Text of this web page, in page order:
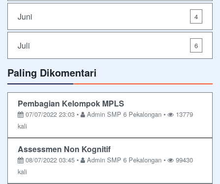
Juni 4
Juli 6
Paling Dikomentari
Pembagian Kelompok MPLS
07/07/2022 23:03 • Admin SMP 6 Pekalongan •
13779
kali
Assessmen Non Kognitif
08/07/2022 03:45 • Admin SMP 6 Pekalongan •
99430
kali